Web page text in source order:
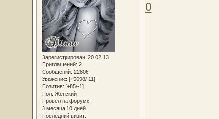
Зарегистрирован: 20.02.13
Приглашений: 2
Сообщений: 22806
Уважение: [+5698/-11]
Позитив: [+85/-1]
Пол: Женский
Провел на форуме:
3 месяца 10 дней
Последний визит:
0